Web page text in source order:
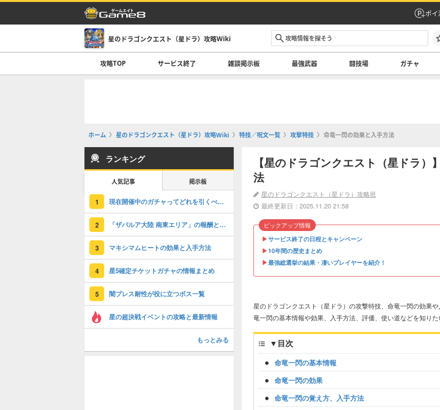
ポイ
星のドラゴンクエスト（星ドラ）攻略Wiki
攻略TOP サービス終了 雑談掲示板 最強武器 闘技場 ガチャ
ホーム 星のドラゴンクエスト（星ドラ）攻略Wiki 特技／呪文一覧 攻撃特技 命竜一閃の効果と入手方法
【星のドラゴンクエスト（星ドラ）
法
星のドラゴンクエスト（星ドラ）攻略班
最終更新日：2025.11.20 21:58
▶︎サービス終了の日程とキャンペーン
▶︎10年間の歴史まとめ
▶︎最強総選挙の結果・凄いプレイヤーを紹介！
ピックアップ情報
星のドラゴンクエスト（星ドラ）の攻撃特技、命竜一閃の効果
竜一閃の基本情報や効果、入手方法、評価、使い道などを知り
▼ 目次
命竜一閃の基本情報
命竜一閃の効果
命竜一閃の覚え方、入手方法
ランキング
人気記事 掲示板
1 現在開催中のガチャってどれを引くべき？｜ガチャ情報一覧
2 「ザバルア大陸 南東エリア」の報酬と獲得経験値
3 マキシマムヒートの効果と入手方法
4 星5確定チケットガチャの情報まとめ
5 闇ブレス耐性が役に立つボス一覧
星の超決戦イベントの攻略と最新情報
もっとみる